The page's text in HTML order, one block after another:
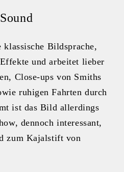
Bildsprache,
und arbeitet lieber
Close-ups von Smiths
ruhigen Fahrten durch
ist das Bild allerdings
dennoch interessant,
zum Kajalstift von